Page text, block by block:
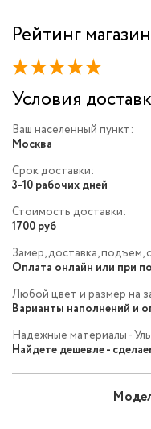
Рейтинг
Условия
Ваш населенный пункт:
Москва
Срок доставки:
3-10 рабочих дней
Стоимость доставки:
1700 руб
Замер, доставка, подъем,
Оплата онлайн или при
Любой цвет и размер на
Варианты наполнений и
Надежные материалы -
Найдете дешевле -